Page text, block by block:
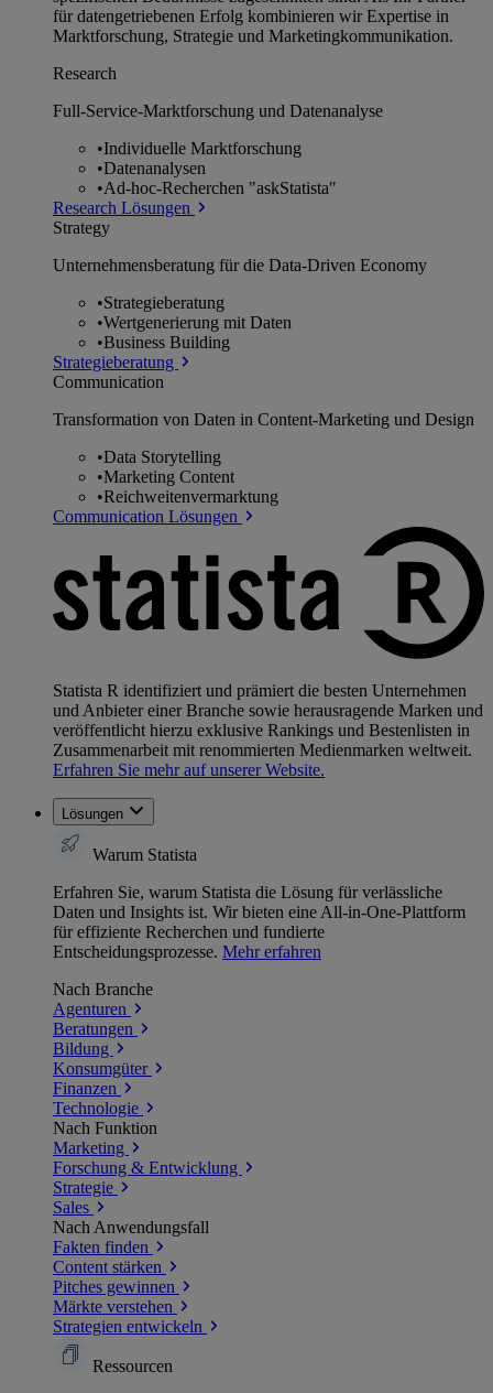
für datengetriebenen Erfolg kombinieren wir Expertise in
Marktforschung, Strategie und Marketingkommunikation.
Research
Full-Service-Marktforschung und Datenanalyse
•Individuelle Marktforschung
•Datenanalysen
•Ad-hoc-Recherchen "askStatista"
Research Lösungen
Strategy
Unternehmens­beratung für die Data-Driven Economy
•Strategieberatung
•Wertgenerierung mit Daten
•Business Building
Strategieberatung
Communication
Transformation von Daten in Content-Marketing und Design
•Data Storytelling
•Marketing Content
•Reichweitenvermarktung
Communication Lösungen
Statista R identifiziert und prämiert die besten Unternehmen
und Anbieter einer Branche sowie herausragende Marken und
veröffentlicht hierzu exklusive Rankings und Bestenlisten in
Zusammenarbeit mit renommierten Medienmarken weltweit.
Erfahren Sie mehr auf unserer Website.
Lösungen
Warum Statista
Erfahren Sie, warum Statista die Lösung für verlässliche
Daten und Insights ist. Wir bieten eine All-in-One-Plattform
für effiziente Recherchen und fundierte
Entscheidungsprozesse. Mehr erfahren
Nach Branche
Agenturen
Beratungen
Bildung
Konsumgüter
Finanzen
Technologie
Nach Funktion
Marketing
Forschung & Entwicklung
Strategie
Sales
Nach Anwendungsfall
Fakten finden
Content stärken
Pitches gewinnen
Märkte verstehen
Strategien entwickeln
Ressourcen